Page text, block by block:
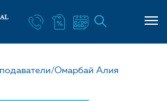
НАШ УЧИТЕЛЬ
Омарбай Алия